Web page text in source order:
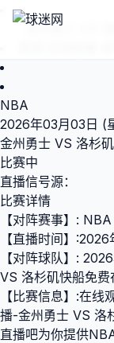
金州勇士 VS 洛
NBA
2026年03月03日 (
金州勇士 VS 洛杉
比赛中
直播信号源：
比赛详情
【对阵赛事】: NBA
【直播时间】
【对阵球队】:
VS 洛杉矶快船免
【比赛信息】:在
播-金州勇士 VS 洛
直播吧为你提供